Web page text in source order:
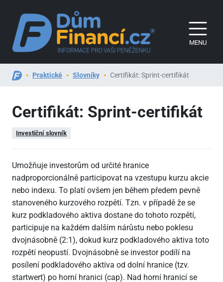
MENU
Praktické Slovníky Certifikát: Sprint-certifikát
Certifikát: Sprint-certifikát
Investiční slovník
Umožňuje investorům od určité hranice
nadproporcionálně participovat na vzestupu kurzu akcie
nebo indexu. To platí ovšem jen během předem pevně
stanoveného kurzového rozpětí. Tzn. v případě že se
kurz podkladového aktiva dostane do tohoto rozpětí,
participuje na každém dalším nárůstu nebo poklesu
dvojnásobně (2:1), dokud kurz podkladového aktiva toto
rozpětí neopustí. Dvojnásobně se investor podílí na
posílení podkladového aktiva od dolní hranice (tzv.
startwert) po horní hranici (cap). Nad horní hranicí se